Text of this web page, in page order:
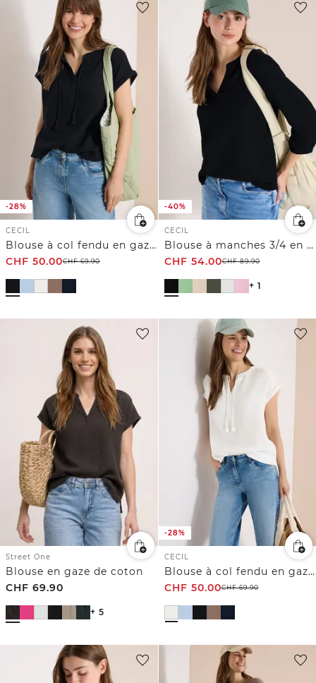
-28%
CECIL
Blouse à col fendu en gaze de coton
CHF 50.00CHF69.90
-40%
CECIL
Blouse à manches 3/4 en gaze de coton
CHF 54.00CHF89.90
+ 1
Street One
Blouse en gaze de coton
CHF 69.90
+ 5
-28%
CECIL
Blouse à col fendu en gaze de coton
CHF 50.00CHF69.90